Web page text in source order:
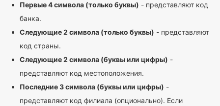
Первые 4 символа (только буквы) - представляют код
банка.
Следующие 2 символа (только буквы) - представляют
код страны.
Следующие 2 символа (буквы или цифры) -
представляют код местоположения.
Последние 3 символа (буквы или цифры) -
представляют код филиала (опционально). Если